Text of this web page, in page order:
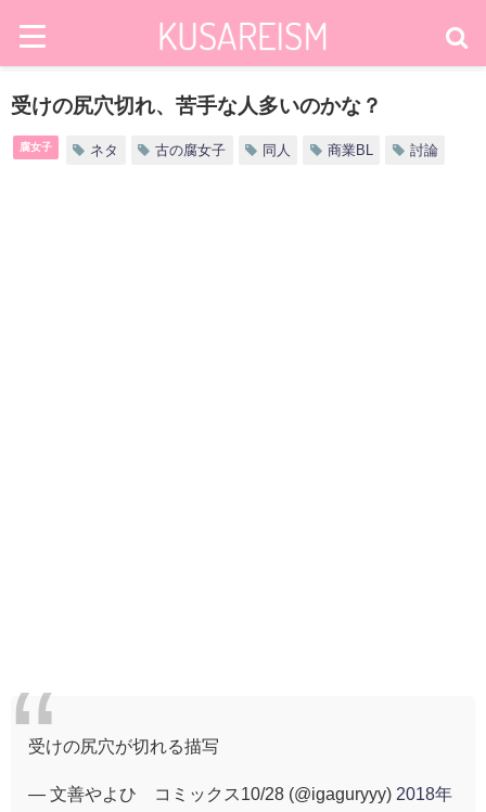
受けの尻穴切れ、苦手な人多いのかな？
腐女子 ネタ 古の腐女子 同人 商業BL 討論
受けの尻穴が切れる描写
— 文善やよひ コミックス10/28 (@igaguryyy) 2018年